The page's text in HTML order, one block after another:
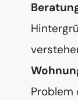
Problem